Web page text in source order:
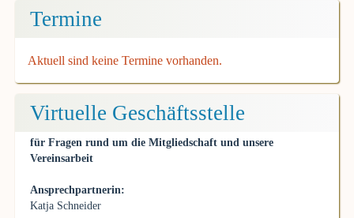
Termine
Aktuell sind keine Termine vorhanden.
Virtuelle Geschäftsstelle
für Fragen rund um die Mitgliedschaft und unsere
Vereinsarbeit
Ansprechpartnerin:
Katja Schneider